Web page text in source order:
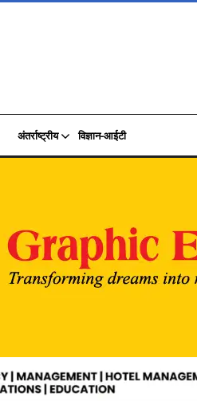
अंतर्राष्ट्रीय विज्ञान-आईटी